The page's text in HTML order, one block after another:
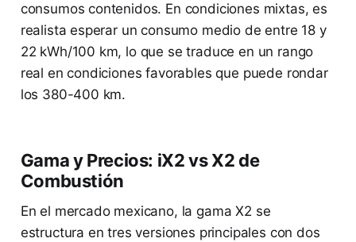
consumos contenidos. En condiciones mixtas, es
realista esperar un consumo medio de entre 18 y
22 kWh/100 km, lo que se traduce en un rango
real en condiciones favorables que puede rondar
los 380-400 km.
Gama y Precios: iX2 vs X2 de
Combustión
En el mercado mexicano, la gama X2 se
estructura en tres versiones principales con dos